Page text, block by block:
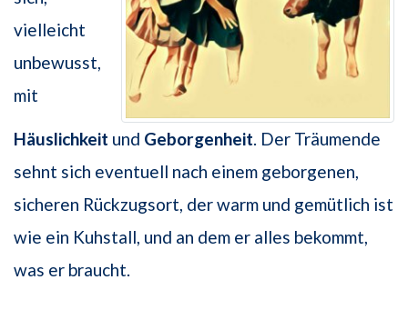
vielleicht
unbewusst,
mit
Häuslichkeit und Geborgenheit . Der Träumende
sehnt sich eventuell nach einem geborgenen,
sicheren Rückzugsort, der warm und gemütlich ist
wie ein Kuhstall, und an dem er alles bekommt,
was er braucht.